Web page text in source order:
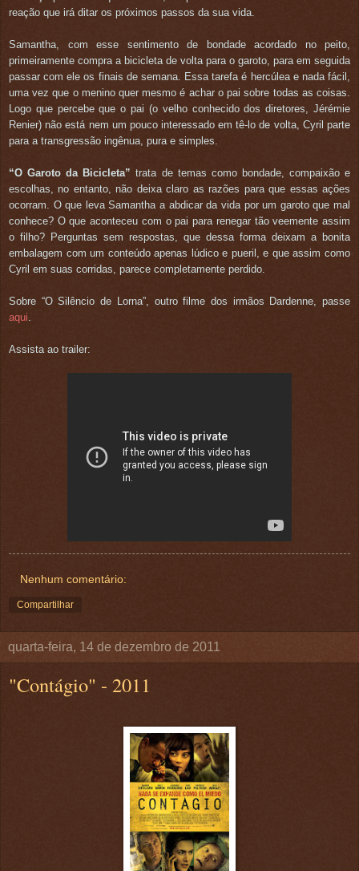
reação que irá ditar os próximos passos da sua vida.
Samantha, com esse sentimento de bondade acordado no peito,
primeiramente compra a bicicleta de volta para o garoto, para em seguida
passar com ele os finais de semana. Essa tarefa é hercúlea e nada fácil,
uma vez que o menino quer mesmo é achar o pai sobre todas as coisas.
Logo que percebe que o pai (o velho conhecido dos diretores, Jérémie
Renier) não está nem um pouco interessado em tê-lo de volta, Cyril parte
para a transgressão ingênua, pura e simples.
“O Garoto da Bicicleta”trata de temas como bondade, compaixão e
escolhas, no entanto, não deixa claro as razões para que essas ações
ocorram. O que leva Samantha a abdicar da vida por um garoto que mal
conhece? O que aconteceu com o pai para renegar tão veemente assim
o filho? Perguntas sem respostas, que dessa forma deixam a bonita
embalagem com um conteúdo apenas lúdico e pueril, e que assim como
Cyril em suas corridas, parece completamente perdido.
Sobre “O Silêncio de Lorna”, outro filme dos irmãos Dardenne, passe
aqui
Assista ao trailer:
Nenhum comentário:
Compartilhar
quarta-feira, 14 de dezembro de 2011
"Contágio" - 2011